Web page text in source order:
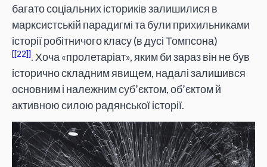
багато соціальних істориків залишилися в
марксистській парадигмі та були прихильниками
історії робітничого класу (в дусі Томпсона)
[22] . Хоча «пролетаріат», яким би зараз він не був
історично складним явищем, надалі залишився
основним і належним суб’єктом, об’єктом й
активною силою радянської історії.